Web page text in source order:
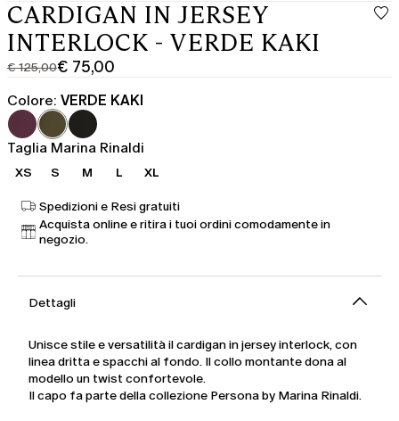
CARDIGAN IN JERSEY
INTERLOCK - VERDE KAKI
€ 125,00
Prezzo
originale
€
125,00
€ 75,00
Prezzo
corrente
€
75,00
Colore: VERDE KAKI
Taglia Marina Rinaldi
XS S M L XL
Spedizioni e Resi gratuiti
Acquista online e ritira i tuoi ordini comodamente in
negozio.
Dettagli
Unisce stile e versatilità il cardigan in jersey interlock, con
linea dritta e spacchi al fondo. Il collo montante dona al
modello un twist confortevole.
Il capo fa parte della collezione Persona by Marina Rinaldi.